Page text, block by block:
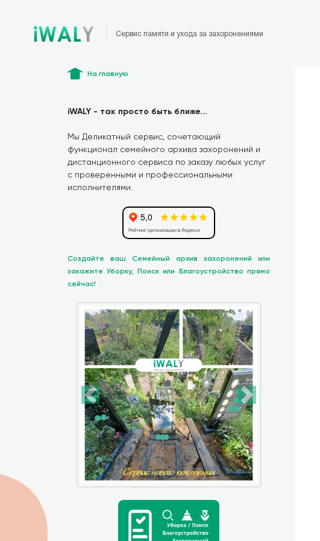
Сервис памяти и ухода за захоронениями
На главную
iWALY - так просто быть ближе...
Мы Деликатный сервис, сочетающий
функционал семейного архива захоронений и
дистанционного сервиса по заказу любых услуг
с проверенными и профессиональными
исполнителями.
Создайте ваш Семейный архив захоронений или
закажите Уборку, Поиск или Благоустройство прямо
сейчас!